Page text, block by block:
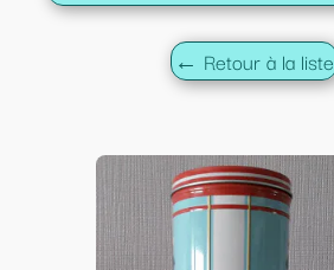
← Retour à la liste